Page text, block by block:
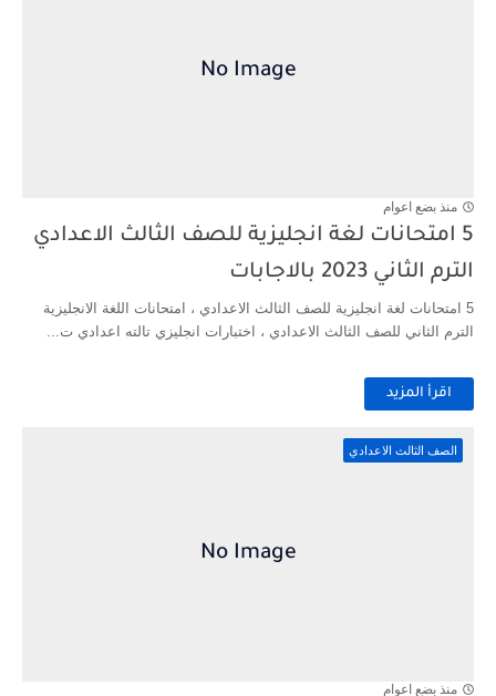
منذ بضع اعوام
5 امتحانات لغة انجليزية للصف الثالث الاعدادي
الترم الثاني 2023 بالاجابات
5 امتحانات لغة انجليزية للصف الثالث الاعدادي ، امتحانات اللغة الانجليزية
الترم الثاني للصف الثالث الاعدادي ، اختبارات انجليزي تالته اعدادي ت...
اقرأ المزيد
الصف الثالث الاعدادي
منذ بضع اعوام